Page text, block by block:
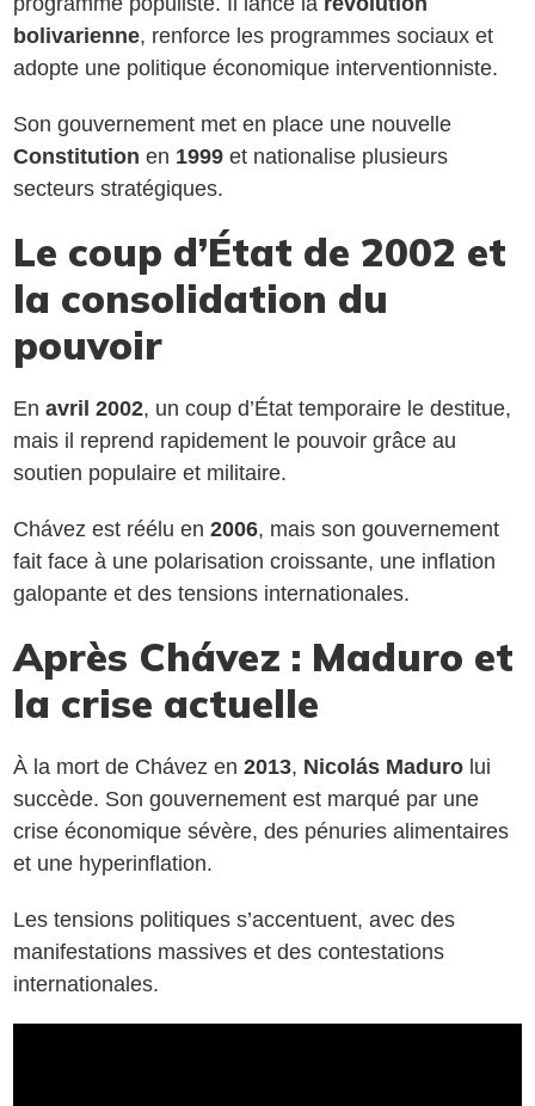
bolivarienne, renforce les programmes sociaux et
adopte une politique économique interventionniste.
Son gouvernement met en place une nouvelle
Constitution en 1999 et nationalise plusieurs
secteurs stratégiques.
Le coup d’État de 2002 et
la consolidation du
pouvoir
Enavril 2002, un coup d’État temporaire le destitue,
mais il reprend rapidement le pouvoir grâce au
soutien populaire et militaire.
Chávez est réélu en2006, mais son gouvernement
fait face à une polarisation croissante, une inflation
galopante et des tensions internationales.
Après Chávez : Maduro et
la crise actuelle
À la mort de Chávez en2013, Nicolás Maduro lui
succède. Son gouvernement est marqué par une
crise économique sévère, des pénuries alimentaires
et une hyperinflation.
Les tensions politiques s’accentuent, avec des
manifestations massives et des contestations
internationales.